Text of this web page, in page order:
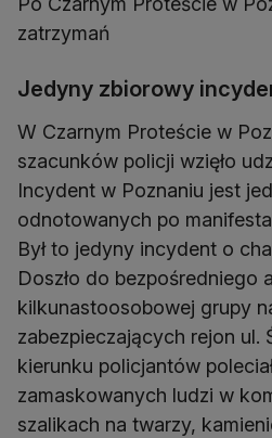
zatrzymań
Jedyny zbiorowy
W Czarnym Proteście w
szacunków policji wzięło
Incydent w Poznaniu jest
odnotowanych po
Był to jedyny incydent o
Doszło do bezpośredniego
kilkunastoosobowej grupy
zabezpieczających rejon ul.
kierunku policjantów
zamaskowanych ludzi w
szalikach na twarzy,